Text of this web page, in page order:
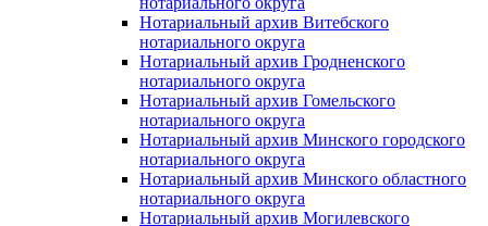
Нотариальный архив Витебского
нотариального округа
Нотариальный архив Гродненского
нотариального округа
Нотариальный архив Гомельского
нотариального округа
Нотариальный архив Минского городского
нотариального округа
Нотариальный архив Минского областного
нотариального округа
Нотариальный архив Могилевского